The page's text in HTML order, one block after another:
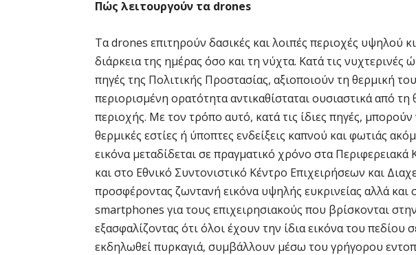
Πώς λειτουργούν τα drones
Τα drones επιτηρούν δασικές και λοιπές περιοχές υψηλού
διάρκεια της ημέρας όσο και τη νύχτα. Κατά τις νυχτερινές
πηγές της Πολιτικής Προστασίας, αξιοποιούν τη θερμική
περιορισμένη ορατότητα αντικαθίσταται ουσιαστικά από τη
περιοχής. Με τον τρόπο αυτό, κατά τις ίδιες πηγές,
θερμικές εστίες ή ύποπτες ενδείξεις καπνού και φωτιάς
εικόνα μεταδίδεται σε πραγματικό χρόνο στα
και στο Εθνικό Συντονιστικό Κέντρο Επιχειρήσεων και
προσφέροντας ζωντανή εικόνα υψηλής ευκρινείας αλλά
smartphones για τους επιχειρησιακούς που βρίσκονται
εξασφαλίζοντας ότι όλοι έχουν την ίδια εικόνα του πεδίου
εκδηλωθεί πυρκαγιά, συμβάλλουν μέσω του γρήγορου